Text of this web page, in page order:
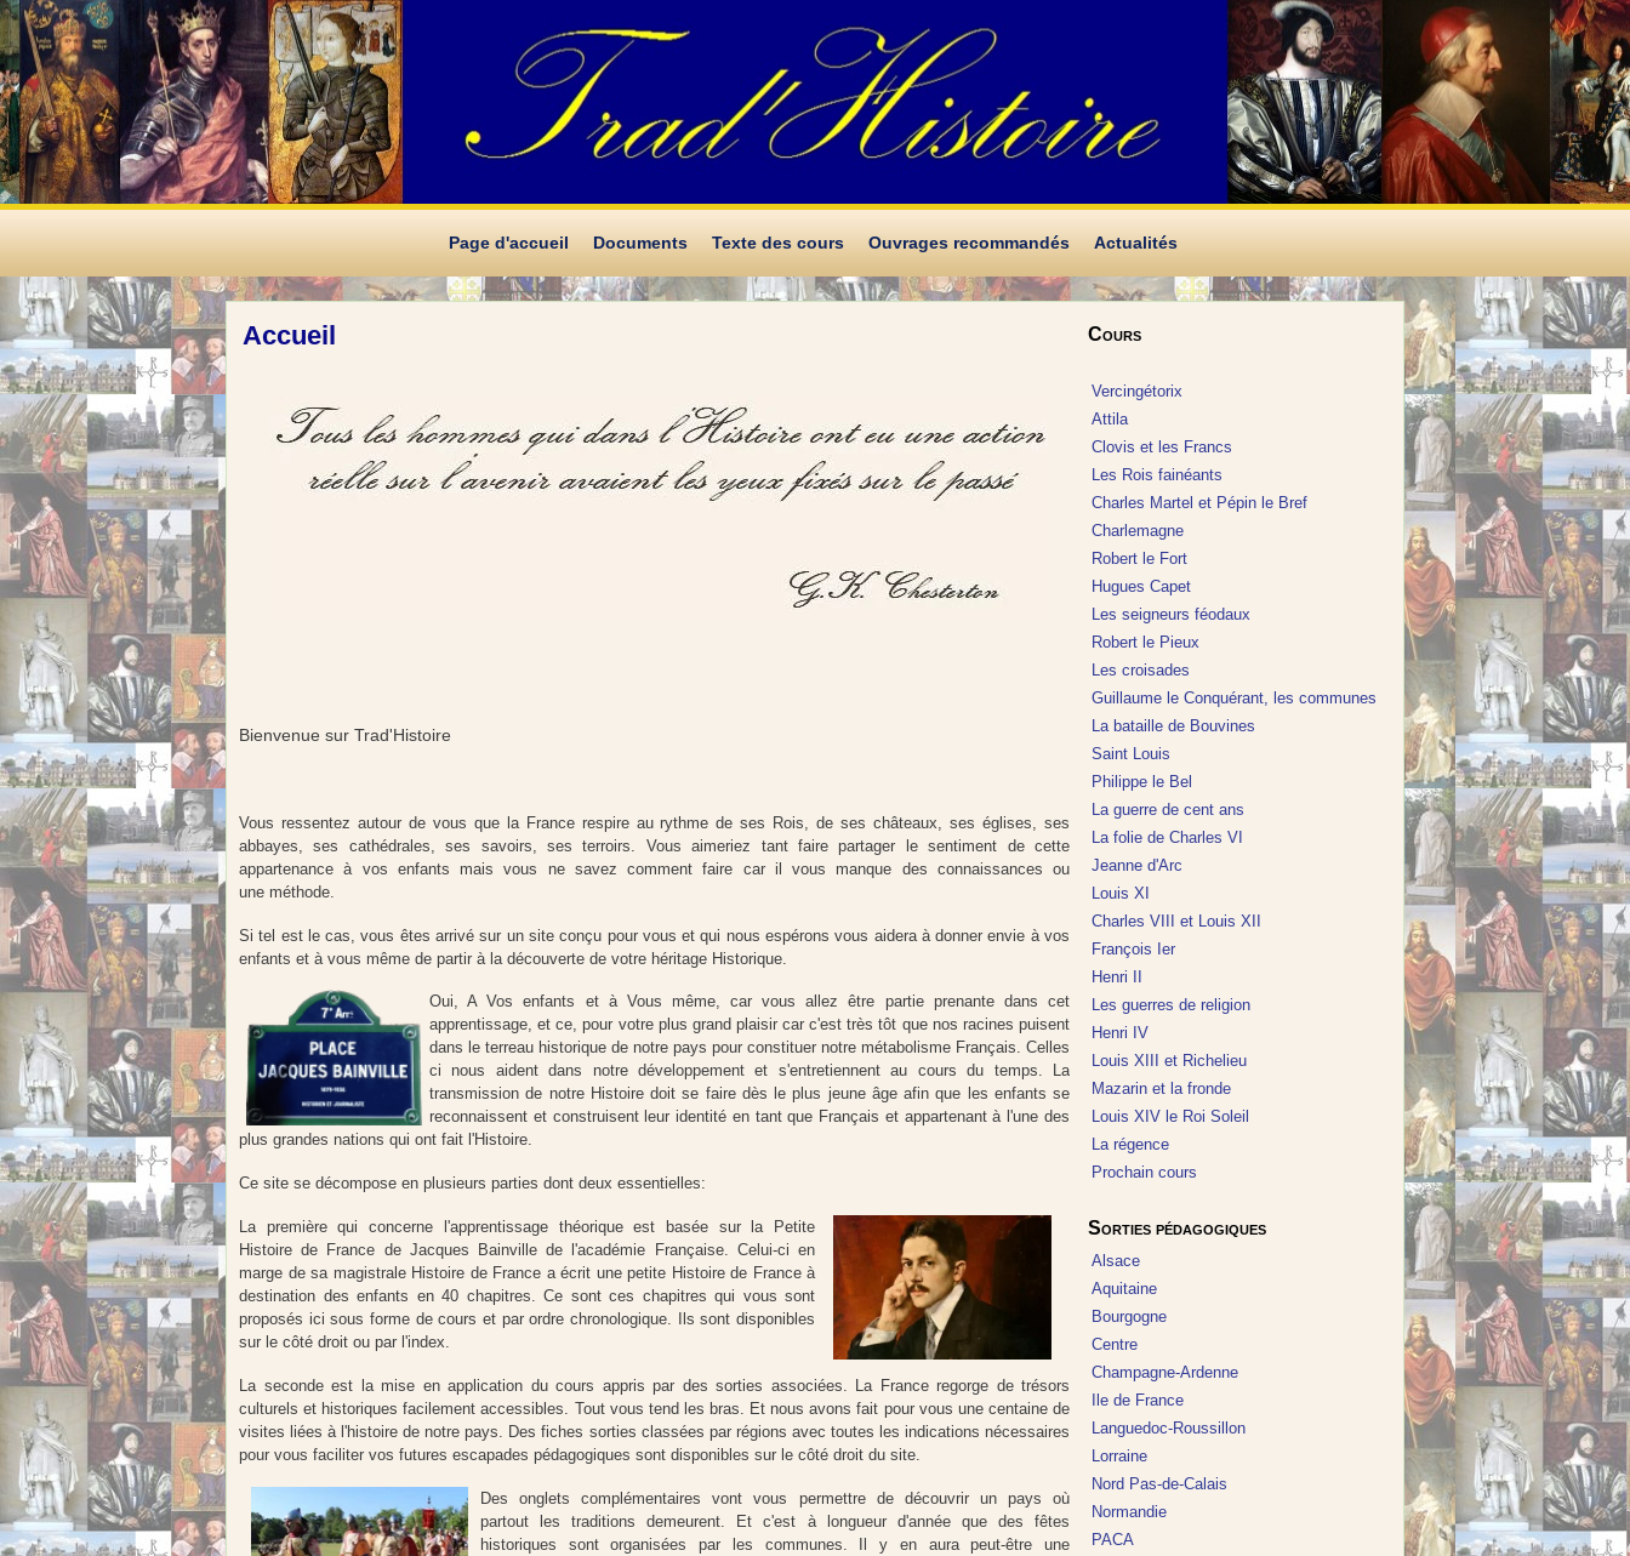
Page d'accueil Documents Texte des cours Ouvrages recommandés Actualités
Cours
Vercingétorix
Attila
Clovis et les Francs
Les Rois fainéants
Charles Martel et Pépin le Bref
Charlemagne
Robert le Fort
Hugues Capet
Les seigneurs féodaux
Robert le Pieux
Les croisades
Guillaume le Conquérant, les communes
La bataille de Bouvines
Saint Louis
Philippe le Bel
La guerre de cent ans
La folie de Charles VI
Jeanne d'Arc
Louis XI
Charles VIII et Louis XII
François Ier
Henri II
Les guerres de religion
Henri IV
Louis XIII et Richelieu
Mazarin et la fronde
Louis XIV le Roi Soleil
La régence
Prochain cours
Sorties pédagogiques
Alsace
Aquitaine
Bourgogne
Centre
Champagne-Ardenne
Ile de France
Languedoc-Roussillon
Lorraine
Nord Pas-de-Calais
Normandie
PACA
Accueil
Bienvenue sur Trad'Histoire
Vous ressentez autour de vous que la France respire au rythme de ses Rois, de ses châteaux, ses églises, ses
abbayes, ses cathédrales, ses savoirs, ses terroirs. Vous aimeriez tant faire partager le sentiment de cette
appartenance à vos enfants mais vous ne savez comment faire car il vous manque des connaissances ou
une méthode.
Si tel est le cas, vous êtes arrivé sur un site conçu pour vous et qui nous espérons vous aidera à donner envie à vos
enfants et à vous même de partir à la découverte de votre héritage Historique.
Oui, A Vos enfants et à Vous même, car vous allez être partie prenante dans cet
apprentissage, et ce, pour votre plus grand plaisir car c'est très tôt que nos racines puisent
dans le terreau historique de notre pays pour constituer notre métabolisme Français. Celles
ci nous aident dans notre développement et s'entretiennent au cours du temps. La
transmission de notre Histoire doit se faire dès le plus jeune âge afin que les enfants se
reconnaissent et construisent leur identité en tant que Français et appartenant à l'une des
plus grandes nations qui ont fait l'Histoire.
Ce site se décompose en plusieurs parties dont deux essentielles:
La première qui concerne l'apprentissage théorique est basée sur la Petite
Histoire de France de Jacques Bainville de l'académie Française. Celui-ci en
marge de sa magistrale Histoire de France a écrit une petite Histoire de France à
destination des enfants en 40 chapitres. Ce sont ces chapitres qui vous sont
proposés ici sous forme de cours et par ordre chronologique. Ils sont disponibles
sur le côté droit ou par l'index.
La seconde est la mise en application du cours appris par des sorties associées. La France regorge de trésors
culturels et historiques facilement accessibles. Tout vous tend les bras. Et nous avons fait pour vous une centaine de
visites liées à l'histoire de notre pays. Des fiches sorties classées par régions avec toutes les indications nécessaires
pour vous faciliter vos futures escapades pédagogiques sont disponibles sur le côté droit du site.
Des onglets complémentaires vont vous permettre de découvrir un pays où
partout les traditions demeurent. Et c'est à longueur d'année que des fêtes
historiques sont organisées par les communes. Il y en aura peut-être une